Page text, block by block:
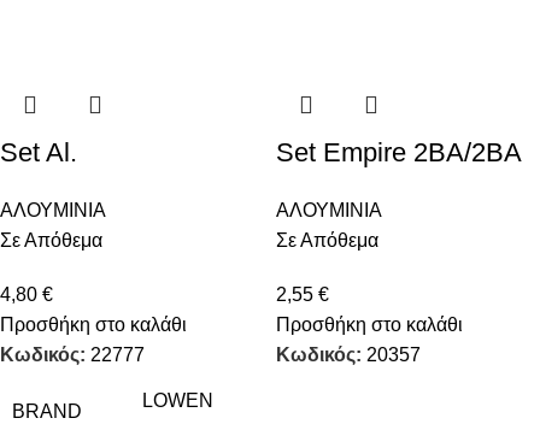
Set Al.
ΑΛΟΥΜΙΝΙΑ
Σε Απόθεμα
4,80 €
Προσθήκη στο καλάθι
Κωδικός: 22777
BRAND
LOWEN
Set Empire 2BA/2BA
ΑΛΟΥΜΙΝΙΑ
Σε Απόθεμα
2,55 €
Προσθήκη στο καλάθι
Κωδικός: 20357